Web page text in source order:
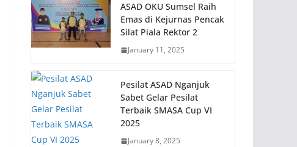
ASAD OKU Sumsel Raih
Emas di Kejurnas Pencak
Silat Piala Rektor 2
January 11, 2025
Pesilat ASAD Nganjuk
Sabet Gelar Pesilat
Terbaik SMASA Cup VI
2025
January 8, 2025